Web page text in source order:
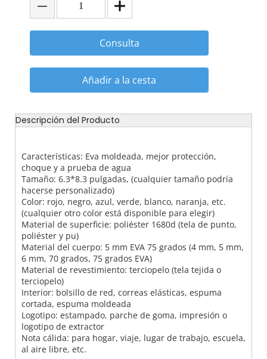
Consulta
Añadir a la cesta
Descripción del Producto
Características: Eva moldeada, mejor protección,
choque y a prueba de agua
Tamaño: 6.3*8.3 pulgadas, (cualquier tamaño podría
hacerse personalizado)
Color: rojo, negro, azul, verde, blanco, naranja, etc.
(cualquier otro color está disponible para elegir)
Material de superficie: poliéster 1680d (tela de punto,
poliéster y pu)
Material del cuerpo: 5 mm EVA 75 grados (4 mm, 5 mm,
6 mm, 70 grados, 75 grados EVA)
Material de revestimiento: terciopelo (tela tejida o
terciopelo)
Interior: bolsillo de red, correas elásticas, espuma
cortada, espuma moldeada
Logotipo: estampado, parche de goma, impresión o
logotipo de extractor
Nota cálida: para hogar, viaje, lugar de trabajo, escuela,
al aire libre, etc.